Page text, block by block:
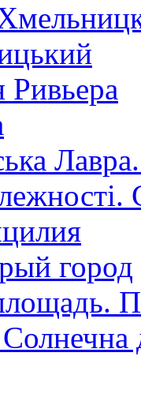
Ривьера
город